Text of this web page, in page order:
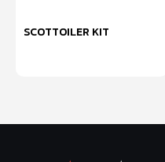
SCOTTOILER KIT